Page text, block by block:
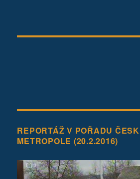
REPORTÁŽ V POŘADU
METROPOLE (20.2.2016)